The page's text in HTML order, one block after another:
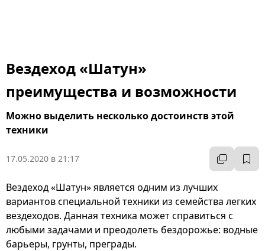
Вездеход «Шатун»
преимущества и возможности
Можно выделить несколько достоинств этой
техники
17.05.2020 в 21:17
Вездеход «Шатун» является одним из лучших
вариантов специальной техники из семейства легких
вездеходов. Данная техника может справиться с
любыми задачами и преодолеть бездорожье: водные
барьеры, грунты, преграды.